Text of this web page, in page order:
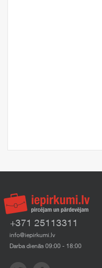
+371 25113311
info@iepirkumi.lv
Darba dienās 09:00 - 18:00